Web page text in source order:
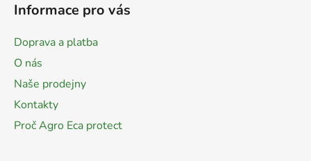
Informace pro vás
Doprava a platba
O nás
Naše prodejny
Kontakty
Proč Agro Eca protect